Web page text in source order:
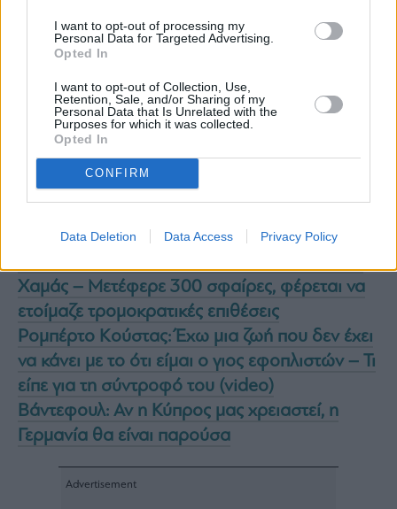
I want to opt-out of processing my
Personal Data for Targeted Advertising.
Opted In
I want to opt-out of Collection, Use,
Retention, Sale, and/or Sharing of my
Personal Data that Is Unrelated with the
Purposes for which it was collected.
Opted In
CONFIRM
Data Deletion Data Access Privacy Policy
Διαβάστε επίσης
Χαμάς – Μετέφερε 300 σφαίρες, φέρεται να
ετοίμαζε τρομοκρατικές επιθέσεις
Ρομπέρτο Κούστας: Έχω μια ζωή που δεν έχει
να κάνει με το ότι είμαι ο γιος εφοπλιστών – Τι
είπε για τη σύντροφό του (video)
Βάντεφουλ: Αν η Κύπρος μας χρειαστεί, η
Γερμανία θα είναι παρούσα